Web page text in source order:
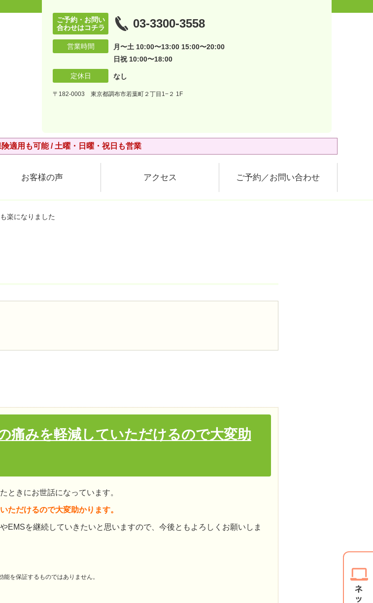
ご予約・お問い
合わせはコチラ
03-3300-3558
営業時間
月〜土 10:00〜13:00 15:00〜20:00
日祝 10:00〜18:00
定休日 なし
〒182-0003 東京都調布市若葉町２丁目1−２ 1F
適用も可能 / 土曜・日曜・祝日も営業
お客様の声 アクセス ご予約／お問い合わせ
楽になりました
痛みを軽減していただけるので大変助
ときにお世話になっています。
ただけるので大変助かります。
EMSを継続していきたいと思いますので、今後ともよろしくお願いしま
を保証するものではありません。